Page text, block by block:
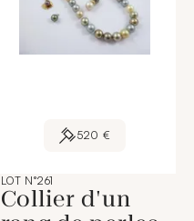
520 €
LOT N°261
Collier d'un